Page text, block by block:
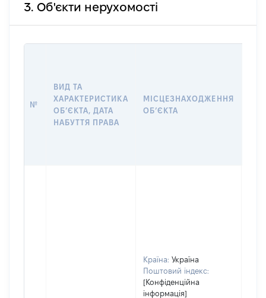
3. Об'єкти нерухомості
№
ВИД ТА
ХАРАКТЕРИСТИКА
ОБʼЄКТА, ДАТА
НАБУТТЯ ПРАВА
МІСЦЕЗНАХОДЖЕННЯ
ОБʼЄКТА
Країна: Україна
Поштовий індекс:
[Конфіденційна
інформація]